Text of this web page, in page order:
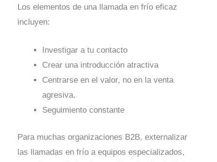
Los elementos de una llamada en frío eficaz
incluyen:
Investigar a tu contacto
Crear una introducción atractiva
Centrarse en el valor, no en la venta
agresiva.
Seguimiento constante
Para muchas organizaciones B2B, externalizar
las llamadas en frío a equipos especializados,